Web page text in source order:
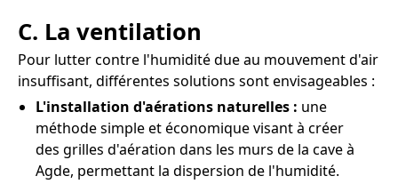
C. La ventilation
Pour lutter contre l'humidité due au mouvement d'air
insuffisant, différentes solutions sont envisageables :
L'installation d'aérations naturelles : une
méthode simple et économique visant à créer
des grilles d'aération dans les murs de la cave à
Agde, permettant la dispersion de l'humidité.